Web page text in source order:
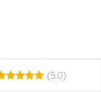
(5.0)